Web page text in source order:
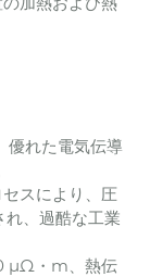
優れた電気伝導
スにより、圧
、過酷な工業
μΩ・m、熱伝